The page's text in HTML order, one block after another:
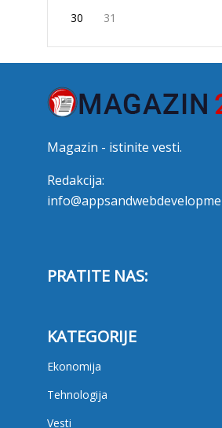
30 31
Magazin - istinite vesti.
Redakcija:
PRATITE NAS:
KATEGORIJE
Ekonomija
Tehnologija
Vesti